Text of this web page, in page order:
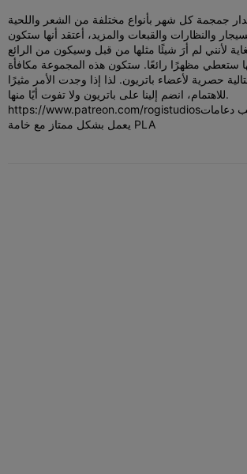
جمجمة كل شهر بأنواع مختلفة من الشعر واللحية
والنظارات والقبعات والمزيد، أعتقد أنها ستكون
لأنني لم أرَ شيئًا مثلها من قبل وسيكون من الرائع
ستعطي مظهرًا رائعًا. ستكون هذه المجموعة مكافأة
حصرية لأعضاء باتريون. لذا إذا وجدت الأمر مثيرًا
للاهتمام، انضم إلينا على باتريون ولا تفوت أيًا منها.
https://www.patreon.com/rogistudiosدعامات
يعمل بشكل ممتاز مع خامة PLA